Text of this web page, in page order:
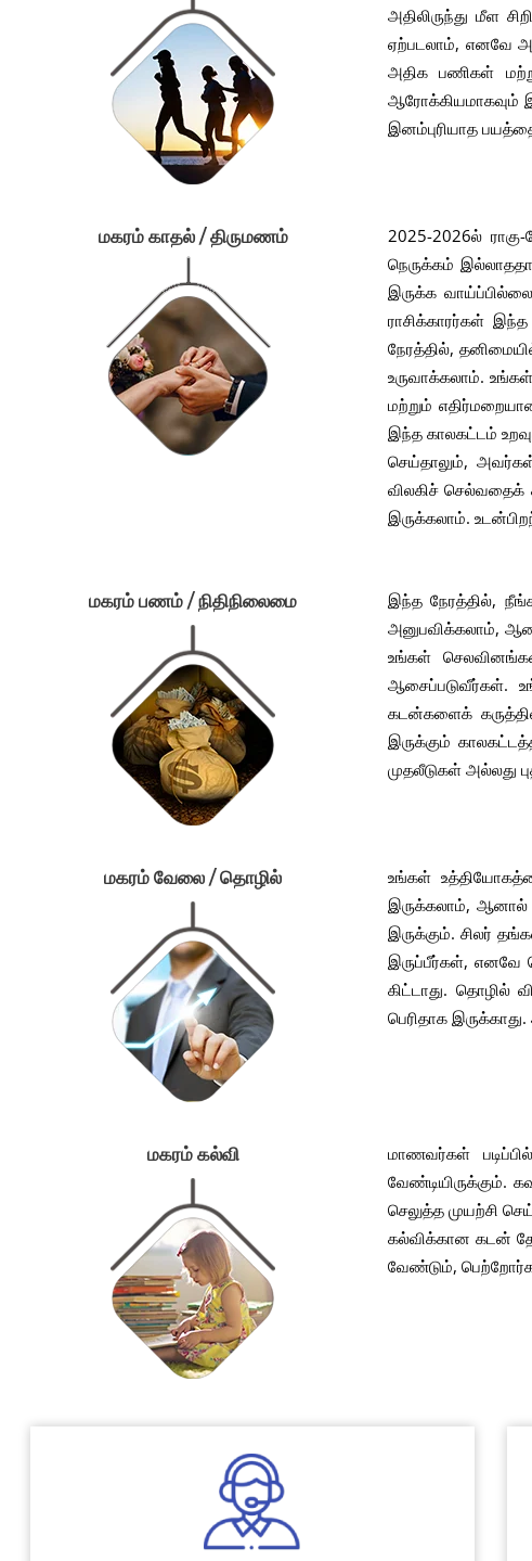
அதிலிருந்து மீள
ஏற்படலாம், எனவே
அதிக பணிகள்
ஆரோக்கியமாகவும்
இனம்புரியாத
மகரம் காதல் / திருமணம்
2025-2026ல்
நெருக்கம்
இருக்க
ராசிக்காரர்கள்
நேரத்தில்,
உருவாக்கலாம்.
மற்றும்
இந்த காலகட்டம்
செய்தாலும்,
விலகிச் செல்வதைக்
இருக்கலாம்.
மகரம் பணம் / நிதிநிலைமை
இந்த நேரத்தில்,
அனுபவிக்கலாம்,
உங்கள்
ஆசைப்படுவீர்கள்.
கடன்களைக்
இருக்கும்
முதலீடுகள் அல்லது
மகரம் வேலை / தொழில்
உங்கள்
இருக்கலாம், ஆனால்
இருக்கும். சிலர்
இருப்பீர்கள், எனவே
கிட்டாது. தொழில்
பெரிதாக
மகரம் கல்வி
மாணவர்கள்
செலுத்த முயற்சி
கல்விக்கான கடன்
வேண்டும்,